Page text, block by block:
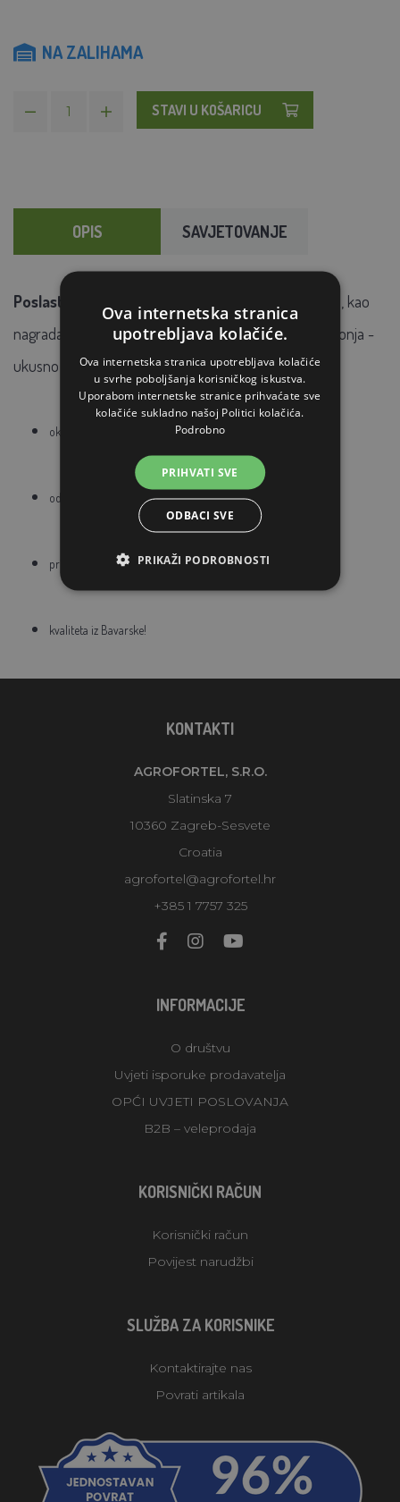
NA ZALIHAMA
STAVI U KOŠARICU
OPIS SAVJETOVANJE
Poslastice za konje
prikladne su za treniranje konja, kao
nagrada ili motivacija. Zdrav način da nagradite svog konja -
ukusno i prirodno!
okus mrkve
od visokokvalitetnih žitarica
prirodno bogata vitaminima i mineralima
kvaliteta iz Bavarske!
KONTAKTI
AGROFORTEL, S.R.O.
Slatinska 7
10360 Zagreb-Sesvete
Croatia
agrofortel@agrofortel.hr
+385 1 7757 325
INFORMACIJE
O društvu
Uvjeti isporuke prodavatelja
OPĆI UVJETI POSLOVANJA
B2B – veleprodaja
KORISNIČKI RAČUN
Korisnički račun
Povijest narudžbi
SLUŽBA ZA KORISNIKE
Kontaktirajte nas
Povrati artikala
Ova internetska stranica
upotrebljava kolačiće.
Ova internetska stranica upotrebljava kolačiće
u svrhe poboljšanja korisničkog iskustva.
Uporabom internetske stranice prihvaćate sve
kolačiće sukladno našoj Politici kolačića.
Podrobno
PRIHVATI SVE
ODBACI SVE
PRIKAŽI PODROBNOSTI